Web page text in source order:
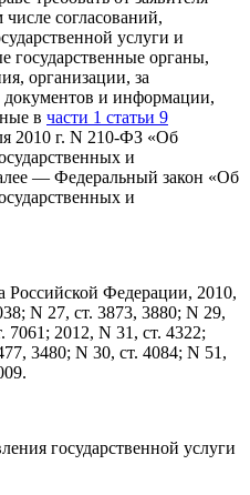
согласований,
услуги и
государственные органы,
организации, за
документов и информации,
в части 1 статьи 9
2010 г. N 210-ФЗ «Об
и
— Федеральный закон «Об
и
Российской Федерации, 2010,
N 27, ст. 3873, 3880; N 29,
7061; 2012, N 31, ст. 4322;
3480; N 30, ст. 4084; N 51,
государственной услуги